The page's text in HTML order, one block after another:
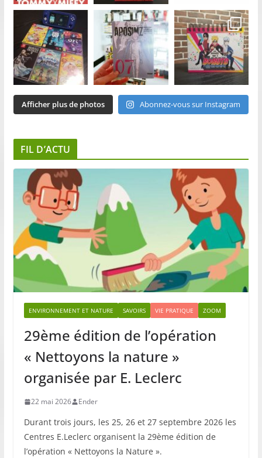
Afficher plus de photos Abonnez-vous sur Instagram
FIL D’ACTU
ENVIRONNEMENT ET NATURE SAVOIRS VIE PRATIQUE ZOOM
29ème édition de l’opération
« Nettoyons la nature »
organisée par E. Leclerc
22 mai 2026 Ender
Durant trois jours, les 25, 26 et 27 septembre 2026 les
Centres E.Leclerc organisent la 29ème édition de
l’opération « Nettoyons la Nature ».